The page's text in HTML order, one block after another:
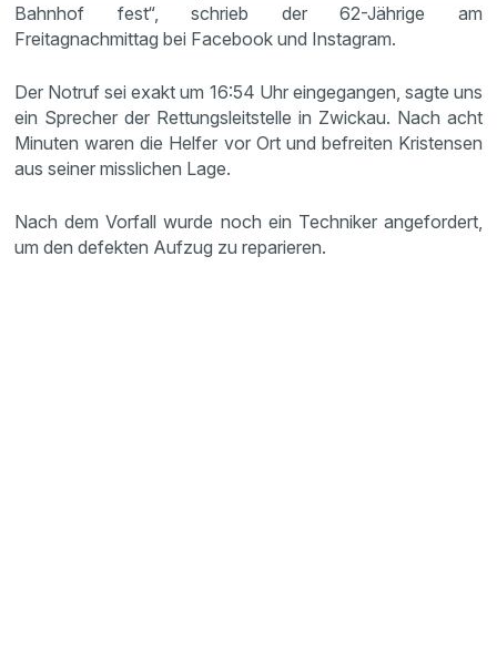
Bahnhof fest“, schrieb der 62-Jährige am
Freitagnachmittag bei Facebook und Instagram.
Der Notruf sei exakt um 16:54 Uhr eingegangen, sagte uns
ein Sprecher der Rettungsleitstelle in Zwickau. Nach acht
Minuten waren die Helfer vor Ort und befreiten Kristensen
aus seiner misslichen Lage.
Nach dem Vorfall wurde noch ein Techniker angefordert,
um den defekten Aufzug zu reparieren.